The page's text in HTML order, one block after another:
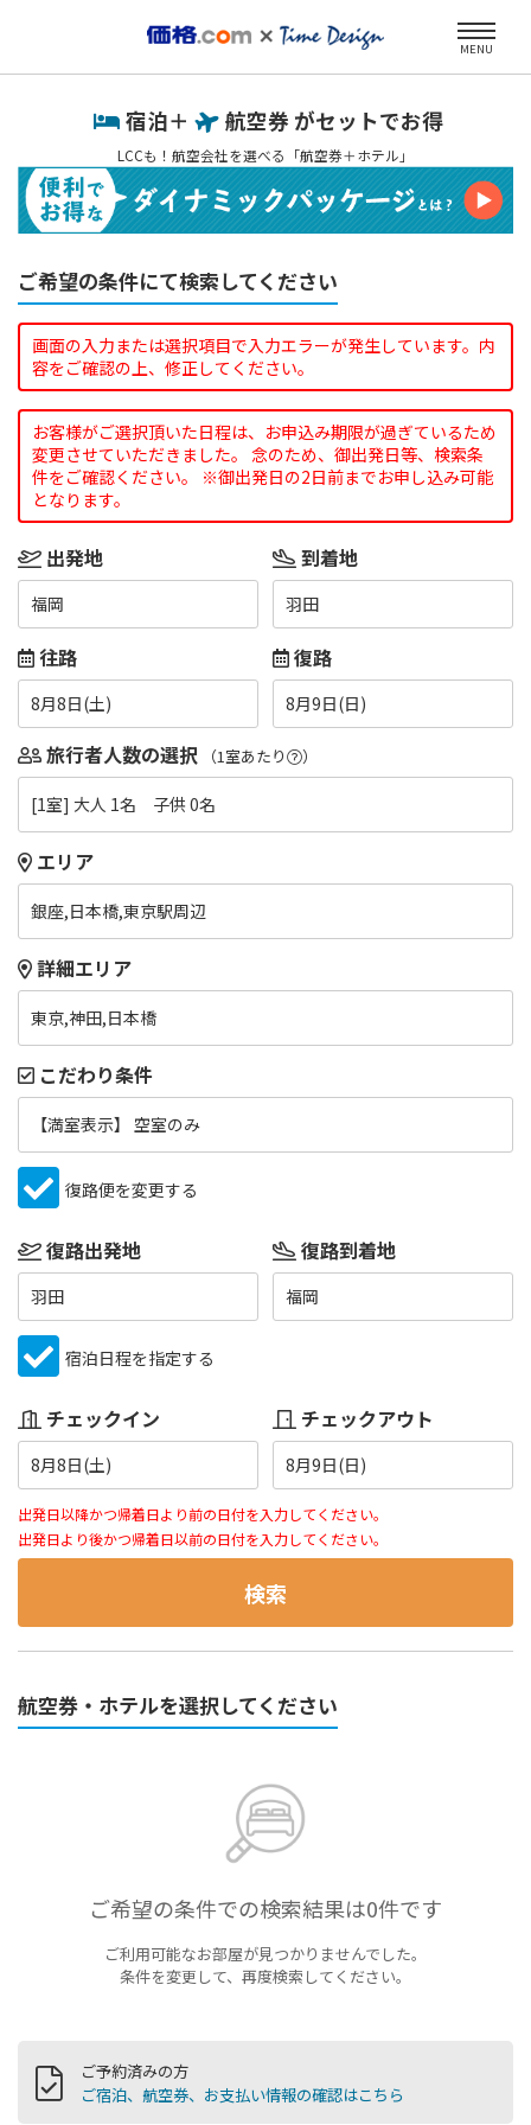
MENU
宿泊＋ 航空券 がセットでお得
LCCも！航空会社を選べる「航空券＋ホテル」
ご希望の条件にて検索してください
画面の入力または選択項目で入力エラーが発生しています。内
容をご確認の上、修正してください。
お客様がご選択頂いた日程は、お申込み期限が過ぎているため
変更させていただきました。 念のため、御出発日等、検索条
件をご確認ください。 ※御出発日の2日前までお申し込み可能
となります。
出発地
福岡
到着地
羽田
往路
8月8日(土)
復路
8月9日(日)
旅行者人数の選択 （1室あたり ）
[1室] 大人 1名 子供 0名
エリア
銀座,日本橋,東京駅周辺
詳細エリア
東京,神田,日本橋
こだわり条件
【満室表示】 空室のみ
復路便を変更する
復路出発地
羽田
復路到着地
福岡
宿泊日程を指定する
チェックイン
8月8日(土)
チェックアウト
8月9日(日)
出発日以降かつ帰着日より前の日付を入力してください。
出発日より後かつ帰着日以前の日付を入力してください。
検索
航空券・ホテルを選択してください
ご希望の条件での検索結果は0件です
ご利用可能なお部屋が見つかりませんでした。
条件を変更して、再度検索してください。
ご予約済みの方
ご宿泊、航空券、お支払い情報の確認はこちら